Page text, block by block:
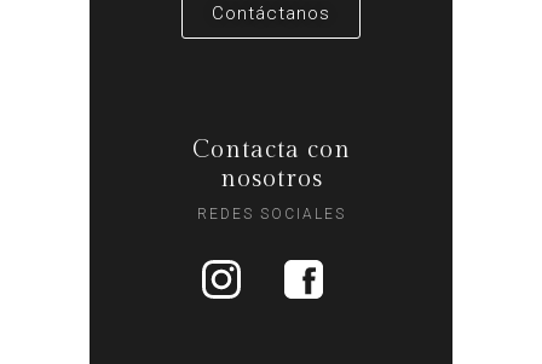
Contáctanos
Contacta con
nosotros
REDES SOCIALES